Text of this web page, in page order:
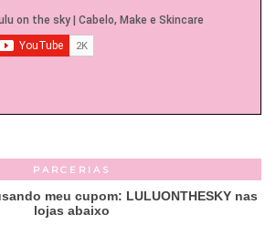
PARCERIAS
meu cupom: LULUONTHESKY nas
lojas abaixo